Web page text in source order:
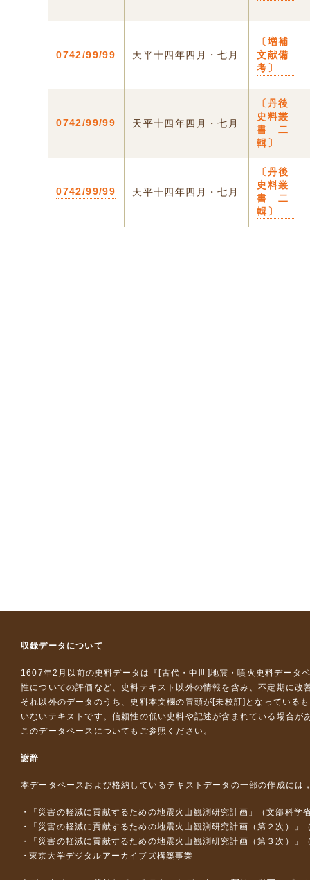
0742/99/99 天平十四年四月・七月
〔増補
文献備
考〕
0742/99/99 天平十四年四月・七月
〔丹後
史料叢
書 二
輯〕
0742/99/99 天平十四年四月・七月
〔丹後
史料叢
書 二
輯〕
収録データについて
1607年2月以前の史料データは『 [古代・中世]地震・噴火史料データ
性についての評価など、史料テキスト以外の情報を含み、不定期に改
それ以外のデータのうち、史料本文欄の冒頭が[未校訂]となっている
いないテキストです。信頼性の低い史料や記述が含まれている場合が
このデータベースについて もご参照ください。
謝辞
本データベースおよび格納しているテキストデータの一部の作成には
「災害の軽減に貢献するための地震火山観測研究計画」（文部科学
「災害の軽減に貢献するための地震火山観測研究計画（第２次）」
「災害の軽減に貢献するための地震火山観測研究計画（第３次）」
東京大学デジタルアーカイブズ構築事業